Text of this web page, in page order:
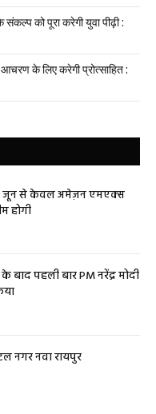
को पूरा करेगी युवा पीढ़ी :
आचरण के लिए करेगी प्रोत्साहित :
जून से केवल अमेज़न एमएक्स
होगी
बाद पहली बार PM नरेंद्र मोदी
नगर नवा रायपुर